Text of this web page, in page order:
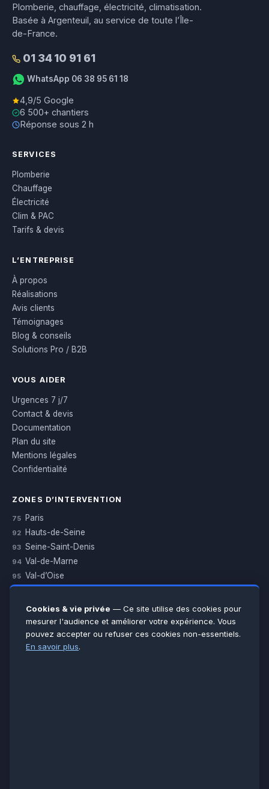
Plomberie, chauffage, électricité, climatisation.
Basée à Argenteuil, au service de toute l’Île-
de-France.
01 34 10 91 61
WhatsApp 06 38 95 61 18
4,9/5 Google
6 500+ chantiers
Réponse sous 2 h
SERVICES
Plomberie
Chauffage
Électricité
Clim & PAC
Tarifs & devis
L’ENTREPRISE
À propos
Réalisations
Avis clients
Témoignages
Blog & conseils
Solutions Pro / B2B
VOUS AIDER
Urgences 7 j/7
Contact & devis
Documentation
Plan du site
Mentions légales
Confidentialité
ZONES D’INTERVENTION
75 Paris
92 Hauts-de-Seine
93 Seine-Saint-Denis
94 Val-de-Marne
95 Val-d’Oise
Essonne
Seine-et-Marne
Voir toutes les villes →
Cookies & vie privée — Ce site utilise des cookies pour
mesurer l'audience et améliorer votre expérience. Vous
pouvez accepter ou refuser ces cookies non-essentiels.
En savoir plus.